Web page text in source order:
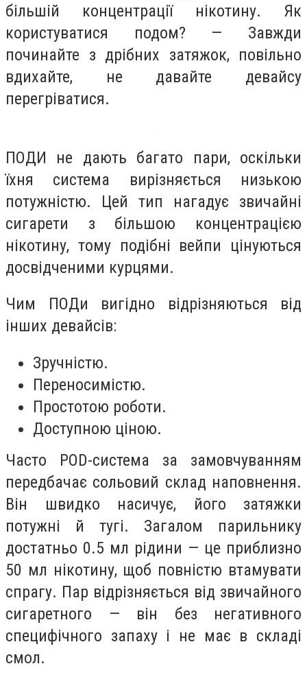
більшій концентрації нікотину. Як
користуватися подом? — Завжди
починайте з дрібних затяжок, повільно
вдихайте, не давайте девайсу
перегріватися.
ПОДИ не дають багато пари, оскільки
їхня система вирізняється низькою
потужністю. Цей тип нагадує звичайні
сигарети з більшою концентрацією
нікотину, тому подібні вейпи цінуються
досвідченими курцями.
Чим ПОДи вигідно відрізняються від
інших девайсів:
Зручністю.
Переносимістю.
Простотою роботи.
Доступною ціною.
Часто POD-система за замовчуванням
передбачає сольовий склад наповнення.
Він швидко насичує, його затяжки
потужні й тугі. Загалом парильнику
достатньо 0.5 мл рідини — це приблизно
50 мл нікотину, щоб повністю втамувати
спрагу. Пар відрізняється від звичайного
сигаретного — він без негативного
специфічного запаху і не має в складі
смол.